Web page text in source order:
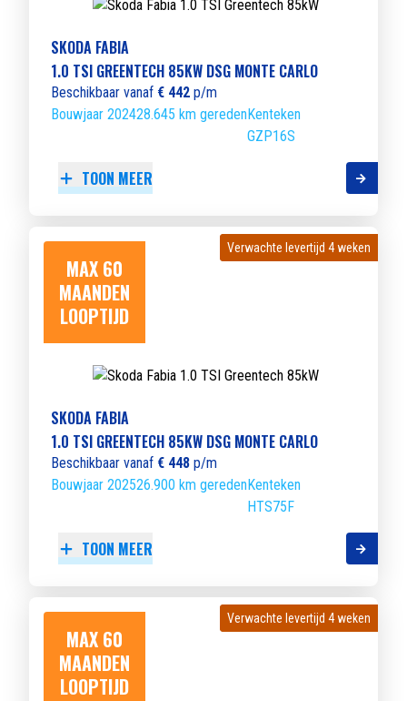
SKODA FABIA
1.0 TSI GREENTECH 85KW DSG MONTE CARLO
Beschikbaar vanaf € 442 p/m
Bouwjaar 202428.645 km geredenKenteken
GZP16S
TOON MEER
MAX 60
MAANDEN
LOOPTIJD
Verwachte levertijd 4 weken
Verwachte levertijd 4 weken
SKODA FABIA
1.0 TSI GREENTECH 85KW DSG MONTE CARLO
Beschikbaar vanaf € 448 p/m
Bouwjaar 202526.900 km geredenKenteken
HTS75F
TOON MEER
MAX 60
MAANDEN
LOOPTIJD
Verwachte levertijd 4 weken
Verwachte levertijd 4 weken